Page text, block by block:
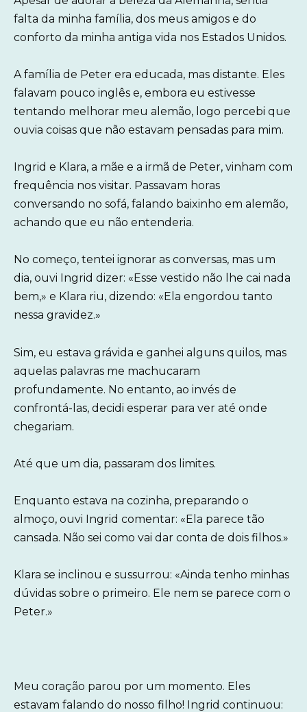
falta da minha família, dos meus amigos e do
conforto da minha antiga vida nos Estados Unidos.
A família de Peter era educada, mas distante. Eles
falavam pouco inglês e, embora eu estivesse
tentando melhorar meu alemão, logo percebi que
ouvia coisas que não estavam pensadas para mim.
Ingrid e Klara, a mãe e a irmã de Peter, vinham com
frequência nos visitar. Passavam horas
conversando no sofá, falando baixinho em alemão,
achando que eu não entenderia.
No começo, tentei ignorar as conversas, mas um
dia, ouvi Ingrid dizer: «Esse vestido não lhe cai nada
bem,» e Klara riu, dizendo: «Ela engordou tanto
nessa gravidez.»
Sim, eu estava grávida e ganhei alguns quilos, mas
aquelas palavras me machucaram
profundamente. No entanto, ao invés de
confrontá-las, decidi esperar para ver até onde
chegariam.
Até que um dia, passaram dos limites.
Enquanto estava na cozinha, preparando o
almoço, ouvi Ingrid comentar: «Ela parece tão
cansada. Não sei como vai dar conta de dois filhos.»
Klara se inclinou e sussurrou: «Ainda tenho minhas
dúvidas sobre o primeiro. Ele nem se parece com o
Peter.»
Meu coração parou por um momento. Eles
estavam falando do nosso filho! Ingrid continuou: